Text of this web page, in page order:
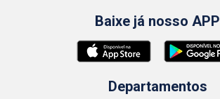
Baixe já nosso APP
Departamentos